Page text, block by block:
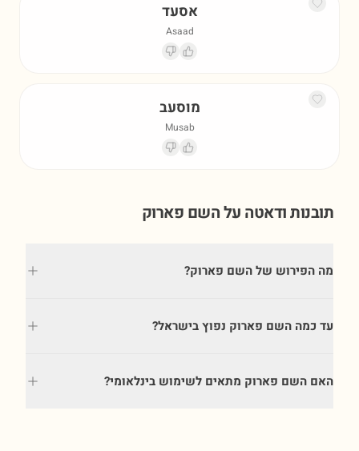
אסעד
Asaad
מוסעב
Musab
תובנות ודאטה על השם פארוק
מה הפירוש של השם פארוק?
עד כמה השם פארוק נפוץ בישראל?
האם השם פארוק מתאים לשימוש בינלאומי?